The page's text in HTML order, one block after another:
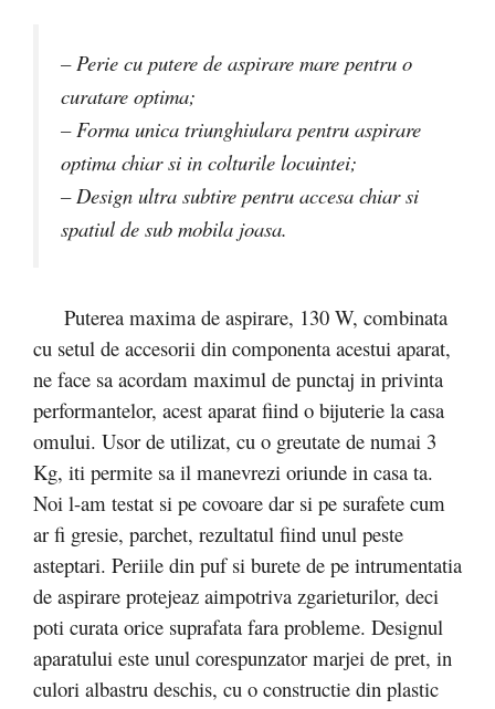
– Perie cu putere de aspirare mare pentru o
curatare optima;
– Forma unica triunghiulara pentru aspirare
optima chiar si in colturile locuintei;
– Design ultra subtire pentru accesa chiar si
spatiul de sub mobila joasa.
Puterea maxima de aspirare, 130 W, combinata
cu setul de accesorii din componenta acestui aparat,
ne face sa acordam maximul de punctaj in privinta
performantelor, acest aparat fiind o bijuterie la casa
omului. Usor de utilizat, cu o greutate de numai 3
Kg, iti permite sa il manevrezi oriunde in casa ta.
Noi l-am testat si pe covoare dar si pe surafete cum
ar fi gresie, parchet, rezultatul fiind unul peste
asteptari. Periile din puf si burete de pe intrumentatia
de aspirare protejeaz aimpotriva zgarieturilor, deci
poti curata orice suprafata fara probleme. Designul
aparatului este unul corespunzator marjei de pret, in
culori albastru deschis, cu o constructie din plastic